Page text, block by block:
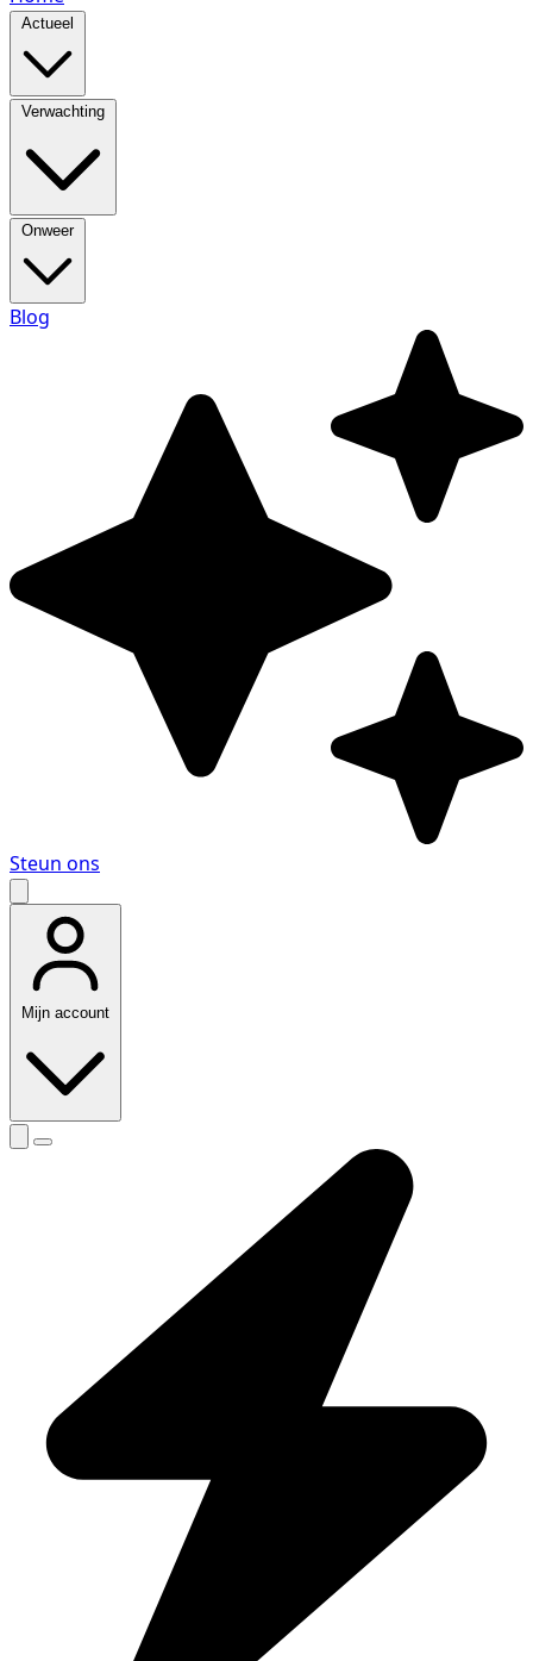
Actueel
Verwachting
Onweer
Blog
Steun ons
Mijn account